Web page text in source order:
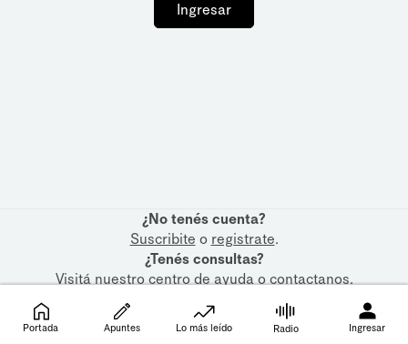
Ingresar
¿No tenés cuenta?
Suscribite o registrate.
¿Tenés consultas?
Visitá nuestrocentro de ayudaocontactanos.
Portada Apuntes Lo más leído Radio Ingresar